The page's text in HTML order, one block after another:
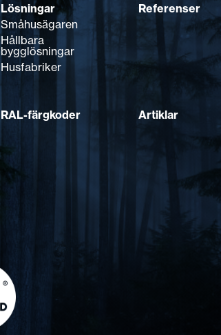
Lösningar
Småhusägaren
Hållbara
bygglösningar
Husfabriker
Referenser
RAL-färgkoder Artiklar